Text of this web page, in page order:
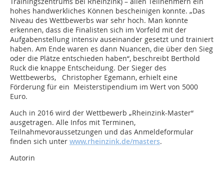
hohes handwerkliches Können bescheinigen konnte. „Das
Niveau des Wettbewerbs war sehr hoch. Man konnte
erkennen, dass die Finalisten sich im Vorfeld mit der
Aufgabenstellung intensiv auseinander gesetzt und trainiert
haben. Am Ende waren es dann Nuancen, die über den Sieg
oder die Plätze entschieden haben“, beschreibt Berthold
Ruck die knappe Entscheidung. Der Sieger des
Wettbewerbs, Christopher Egemann, erhielt eine
Förderung für ein Meisterstipendium im Wert von 5000
Euro.
Auch in 2016 wird der Wettbewerb „Rheinzink-Master“
ausgetragen. Alle Infos mit Terminen,
Teilnahmevoraussetzungen und das Anmeldeformular
finden sich unter www.rheinzink.de/masters.
Autorin